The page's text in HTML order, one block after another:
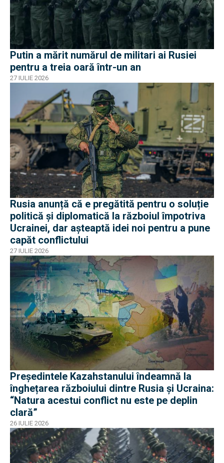
Putin a mărit numărul de militari ai Rusiei
pentru a treia oară într-un an
27 IULIE 2026
Rusia anunță că e pregătită pentru o soluție
politică și diplomatică la războiul împotriva
Ucrainei, dar așteaptă idei noi pentru a pune
capăt conflictului
27 IULIE 2026
Președintele Kazahstanului îndeamnă la
înghețarea războiului dintre Rusia și Ucraina:
“Natura acestui conflict nu este pe deplin
clară”
26 IULIE 2026